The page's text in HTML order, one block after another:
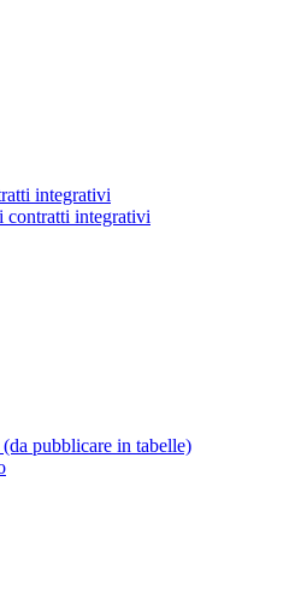
integrativi
contratti integrativi
pubblicare in tabelle)